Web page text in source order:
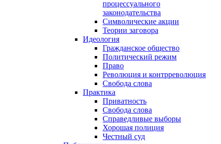
процессуального
законодательства
Символические акции
Теории заговора
Идеология
Гражданское общество
Политический режим
Право
Революция и контрреволюция
Свобода слова
Практика
Приватность
Свобода слова
Справедливые выборы
Хорошая полиция
Честный суд